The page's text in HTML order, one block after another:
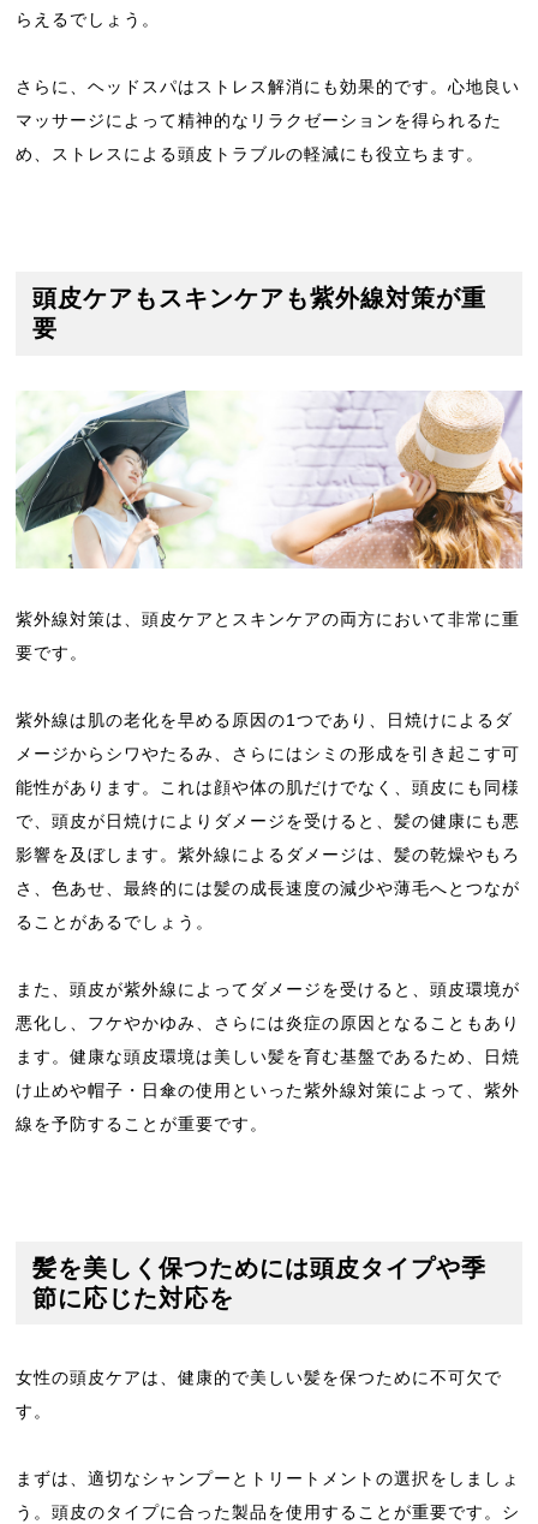
らえるでしょう。
さらに、ヘッドスパはストレス解消にも効果的です。心地良い
マッサージによって精神的なリラクゼーションを得られるた
め、ストレスによる頭皮トラブルの軽減にも役立ちます。
頭皮ケアもスキンケアも紫外線対策が重
要
紫外線対策は、頭皮ケアとスキンケアの両方において非常に重
要です。
紫外線は肌の老化を早める原因の1つであり、日焼けによるダ
メージからシワやたるみ、さらにはシミの形成を引き起こす可
能性があります。これは顔や体の肌だけでなく、頭皮にも同様
で、頭皮が日焼けによりダメージを受けると、髪の健康にも悪
影響を及ぼします。紫外線によるダメージは、髪の乾燥やもろ
さ、色あせ、最終的には髪の成長速度の減少や薄毛へとつなが
ることがあるでしょう。
また、頭皮が紫外線によってダメージを受けると、頭皮環境が
悪化し、フケやかゆみ、さらには炎症の原因となることもあり
ます。健康な頭皮環境は美しい髪を育む基盤であるため、日焼
け止めや帽子・日傘の使用といった紫外線対策によって、紫外
線を予防することが重要です。
髪を美しく保つためには頭皮タイプや季
節に応じた対応を
女性の頭皮ケアは、健康的で美しい髪を保つために不可欠で
す。
まずは、適切なシャンプーとトリートメントの選択をしましょ
う。頭皮のタイプに合った製品を使用することが重要です。シ